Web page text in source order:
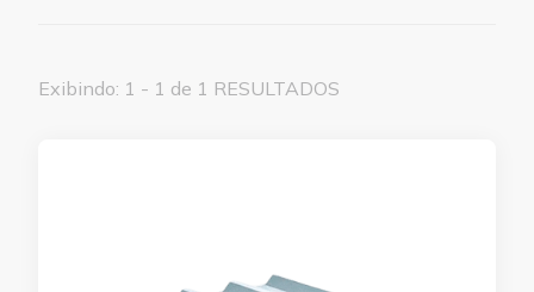
Exibindo: 1 - 1 de 1 RESULTADOS